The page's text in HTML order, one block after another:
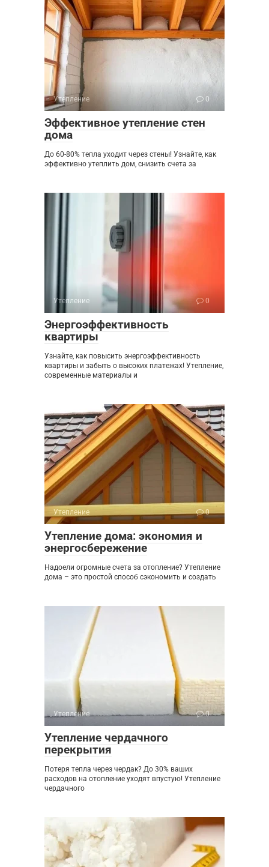
Утепление 0
Эффективное утепление стен
дома
До 60-80% тепла уходит через стены! Узнайте, как
эффективно утеплить дом, снизить счета за
Утепление 0
Энергоэффективность
квартиры
Узнайте, как повысить энергоэффективность
квартиры и забыть о высоких платежах! Утепление,
современные материалы и
Утепление 0
Утепление дома: экономия и
энергосбережение
Надоели огромные счета за отопление? Утепление
дома – это простой способ сэкономить и создать
Утепление 0
Утепление чердачного
перекрытия
Потеря тепла через чердак? До 30% ваших
расходов на отопление уходят впустую! Утепление
чердачного